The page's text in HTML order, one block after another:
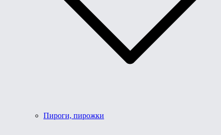
Пироги, пирожки